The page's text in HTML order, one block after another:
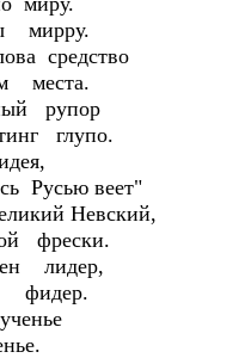
мирру.
средство
места.
рупор
глупо.
Русью веет"
Невский,
фрески.
лидер,
фидер.